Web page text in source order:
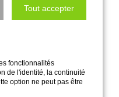
Tout accepter
fonctionnalités
de l'identité, la continuité
option ne peut pas être